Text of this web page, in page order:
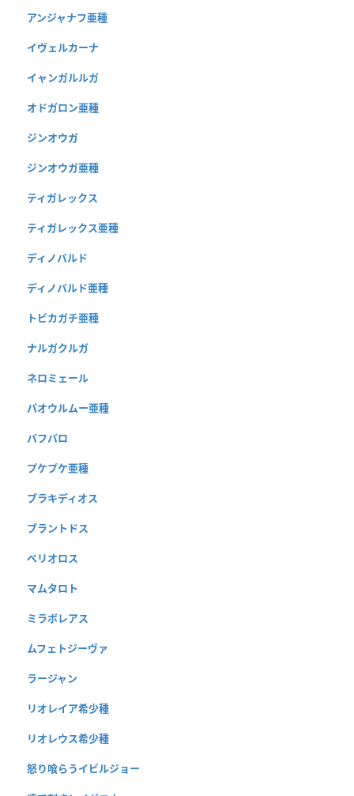
アンジャナフ亜種
イヴェルカーナ
イャンガルルガ
オドガロン亜種
ジンオウガ
ジンオウガ亜種
ティガレックス
ティガレックス亜種
ディノバルド
ディノバルド亜種
トビカガチ亜種
ナルガクルガ
ネロミェール
パオウルムー亜種
バフバロ
プケプケ亜種
ブラキディオス
ブラントドス
ベリオロス
マムタロト
ミラボレアス
ムフェトジーヴァ
ラージャン
リオレイア希少種
リオレウス希少種
怒り喰らうイビルジョー